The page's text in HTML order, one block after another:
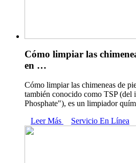
Cómo limpiar las
en …
Cómo limpiar las chimeneas de
también conocido como TSP (del
Phosphate"), es un limpiador
Leer Más
Servicio En Línea